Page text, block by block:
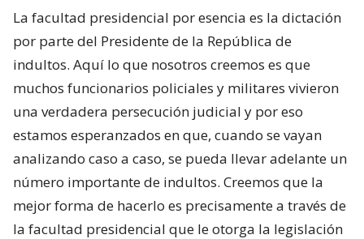
La facultad presidencial por esencia es la dictación
por parte del Presidente de la República de
indultos. Aquí lo que nosotros creemos es que
muchos funcionarios policiales y militares vivieron
una verdadera persecución judicial y por eso
estamos esperanzados en que, cuando se vayan
analizando caso a caso, se pueda llevar adelante un
número importante de indultos. Creemos que la
mejor forma de hacerlo es precisamente a través de
la facultad presidencial que le otorga la legislación